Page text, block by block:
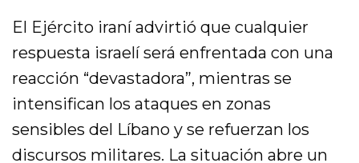
El Ejército iraní advirtió que cualquier
respuesta israelí será enfrentada con una
reacción “devastadora”, mientras se
intensifican los ataques en zonas
sensibles del Líbano y se refuerzan los
discursos militares. La situación abre un